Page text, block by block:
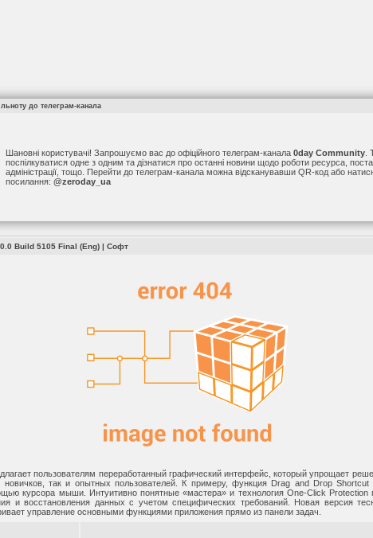
до телеграм-канала
Шановні користувачі! Запрошуємо вас до офіційного телеграм-канала 0day Community.
поспілкуватися одне з одним та дізнатися про останні новини щодо роботи ресурса,
адміністрації, тощо. Перейти до телеграм-канала можна відсканувавши QR-код або
посилання: @zeroday_ua
Build 5105 Final (Eng) |Софт
пользователям переработанный графический интерфейс, который упрощает
новичков, так и опытных пользователей. К примеру, функция Drag and Drop
курсора мыши. Интуитивно понятные «мастера» и технология One-Click Protection
и восстановления данных с учетом специфических требований. Новая версия
управление основными функциями приложения прямо из панели задач.